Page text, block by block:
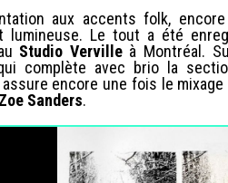
aux accents folk,
lumineuse. Le tout a été
Studio Vervilleà Montréal.
complète avec brio la
assure encore une fois le
Zoe Sanders.